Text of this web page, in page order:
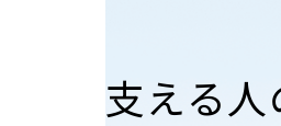
支える人